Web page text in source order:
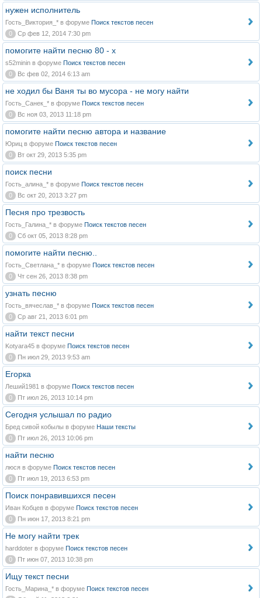
нужен исполнитель
Гость_Виктория_* в форуме Поиск текстов песен
0
Ср фев 12, 2014 7:30 pm
помогите найти песню 80 - х
s52minin в форуме Поиск текстов песен
0
Вс фев 02, 2014 6:13 am
не ходил бы Ваня ты во мусора - не могу найти
Гость_Санек_* в форуме Поиск текстов песен
0
Вс ноя 03, 2013 11:18 pm
помогите найти песню автора и название
Юриц в форуме Поиск текстов песен
0
Вт окт 29, 2013 5:35 pm
поиск песни
Гость_алина_* в форуме Поиск текстов песен
0
Вс окт 20, 2013 3:27 pm
Песня про трезвость
Гость_Галина_* в форуме Поиск текстов песен
0
Сб окт 05, 2013 8:28 pm
помогите найти песню..
Гость_Светлана_* в форуме Поиск текстов песен
0
Чт сен 26, 2013 8:38 pm
узнать песню
Гость_вячеслав_* в форуме Поиск текстов песен
0
Ср авг 21, 2013 6:01 pm
найти текст песни
Kotyara45 в форуме Поиск текстов песен
0
Пн июл 29, 2013 9:53 am
Егорка
Леший1981 в форуме Поиск текстов песен
0
Пт июл 26, 2013 10:14 pm
Сегодня услышал по радио
Бред сивой кобылы в форуме Наши тексты
0
Пт июл 26, 2013 10:06 pm
найти песню
люся в форуме Поиск текстов песен
0
Пт июл 19, 2013 6:53 pm
Поиск понравившихся песен
Иван Кобцев в форуме Поиск текстов песен
0
Пн июн 17, 2013 8:21 pm
Не могу найти трек
harddoter в форуме Поиск текстов песен
0
Пт июн 07, 2013 10:38 pm
Ищу текст песни
Гость_Марина_* в форуме Поиск текстов песен